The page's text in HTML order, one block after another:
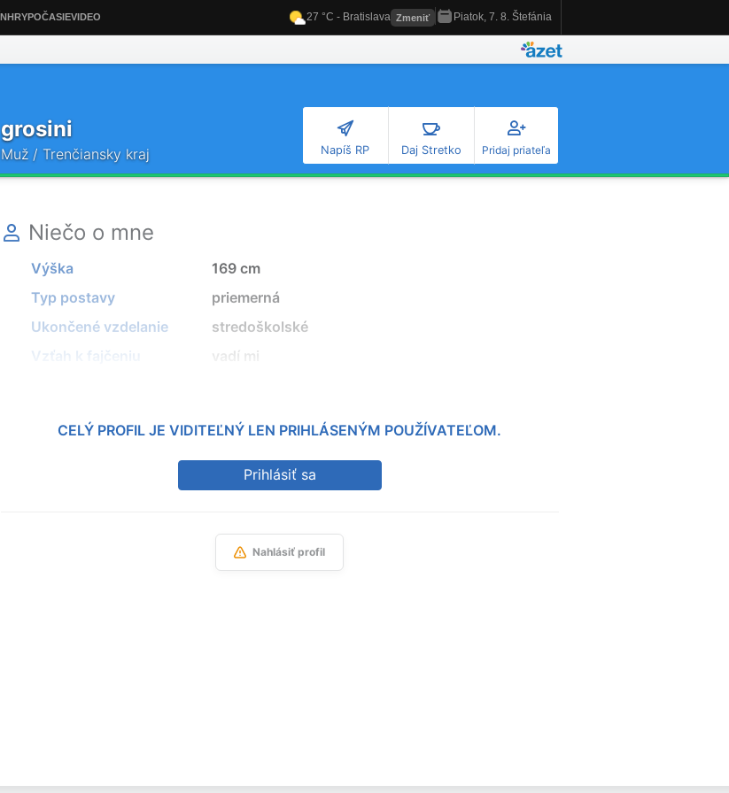
grosini
Muž / Trenčiansky kraj Napíš RP Daj Stretko Pridaj priateľa
Niečo o mne
Výška
169 cm
Typ postavy
priemerná
Ukončené vzdelanie
stredoškolské
Vzťah k fajčeniu
vadí mi
CELÝ PROFIL JE VIDITEĽNÝ LEN PRIHLÁSENÝM POUŽÍVATEĽOM.
Prihlásiť sa
Nahlásiť profil